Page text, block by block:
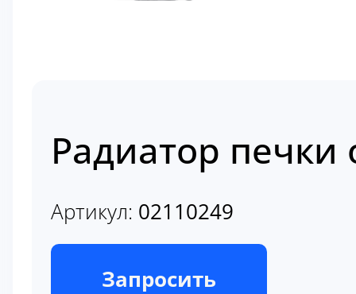
Радиатор печки
Артикул: 02110249
В наличии
Запросить